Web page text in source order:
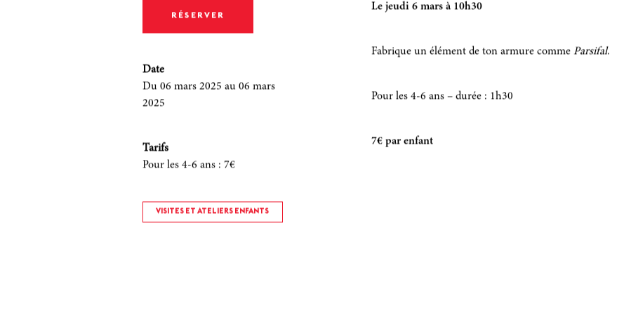
RÉSERVER
Date
Du 06 mars 2025 au 06 mars
2025
Tarifs
Pour les 4-6 ans : 7€
VISITES ET ATELIERS ENFANTS
Le jeudi 6 mars à 10h30
Fabrique un élément de ton armure comme Parsifal.
Pour les 4-6 ans – durée : 1h30
7€ par enfant